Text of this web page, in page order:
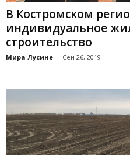
В Костромском
индивидуальное
строительство
Мира Лусине - Сен 26, 2019